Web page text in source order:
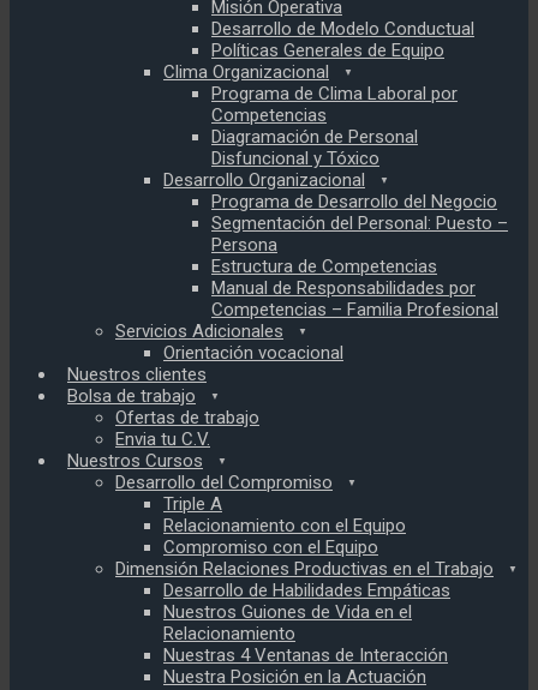
Misión Operativa
Desarrollo de Modelo Conductual
Políticas Generales de Equipo
Clima Organizacional
Programa de Clima Laboral por
Competencias
Diagramación de Personal
Disfuncional y Tóxico
Desarrollo Organizacional
Programa de Desarrollo del Negocio
Segmentación del Personal: Puesto –
Persona
Estructura de Competencias
Manual de Responsabilidades por
Competencias – Familia Profesional
Servicios Adicionales
Orientación vocacional
Nuestros clientes
Bolsa de trabajo
Ofertas de trabajo
Envia tu C.V.
Nuestros Cursos
Desarrollo del Compromiso
Triple A
Relacionamiento con el Equipo
Compromiso con el Equipo
Dimensión Relaciones Productivas en el Trabajo
Desarrollo de Habilidades Empáticas
Nuestros Guiones de Vida en el
Relacionamiento
Nuestras 4 Ventanas de Interacción
Nuestra Posición en la Actuación